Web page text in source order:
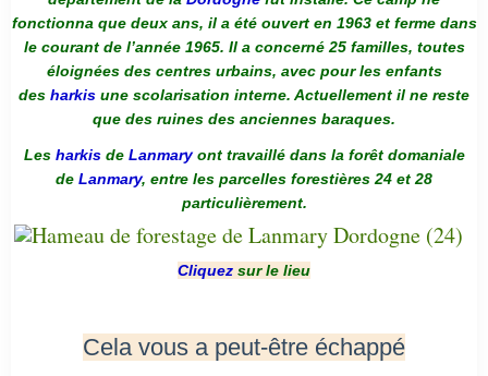
fonctionna que deux ans, il a été ouvert en 1963 et ferme dans
le courant de l’année 1965. Il a concerné 25 familles, toutes
éloignées des centres urbains, avec pour les enfants
des harkis une scolarisation interne. Actuellement il ne reste
que des ruines des anciennes baraques.
Les harkis de Lanmaryont travaillé dans la forêt domaniale
de Lanmary, entre les parcelles forestières 24 et 28
particulièrement.
Cliquez sur le lieu
Cela vous a peut-être échappé